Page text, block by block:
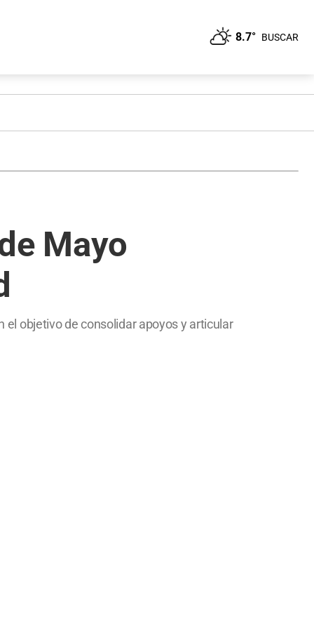
8.7° BUSCAR
Mayo
el objetivo de consolidar apoyos y articular